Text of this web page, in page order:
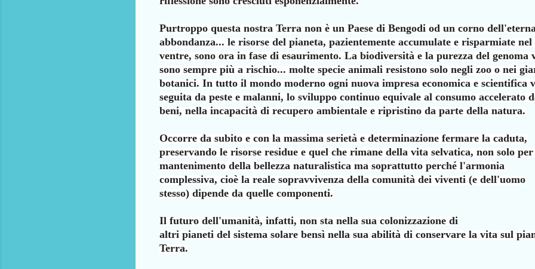
Purtroppo questa nostra Terra non è un Paese di Bengodi od un corno
abbondanza... le risorse del pianeta, pazientemente accumulate e risparmiate nel
ventre, sono ora in fase di esaurimento. La biodiversità e la purezza del genoma
sono sempre più a rischio... molte specie animali resistono solo negli zoo o nei
botanici. In tutto il mondo moderno ogni nuova impresa economica e scientifica
seguita da peste e malanni, lo sviluppo continuo equivale al consumo accelerato
beni, nella incapacità di recupero ambientale e ripristino da parte della natura.
Occorre da subito e con la massima serietà e determinazione fermare la caduta,
preservando le risorse residue e quel che rimane della vita selvatica, non solo
mantenimento della bellezza naturalistica ma soprattutto perché l'armonia
complessiva, cioè la reale sopravvivenza della comunità dei viventi (e dell'uomo
stesso) dipende da quelle componenti.
Il futuro dell'umanità, infatti, non sta nella sua colonizzazione di
altri pianeti del sistema solare bensì nella sua abilità di conservare la vita sul
Terra.